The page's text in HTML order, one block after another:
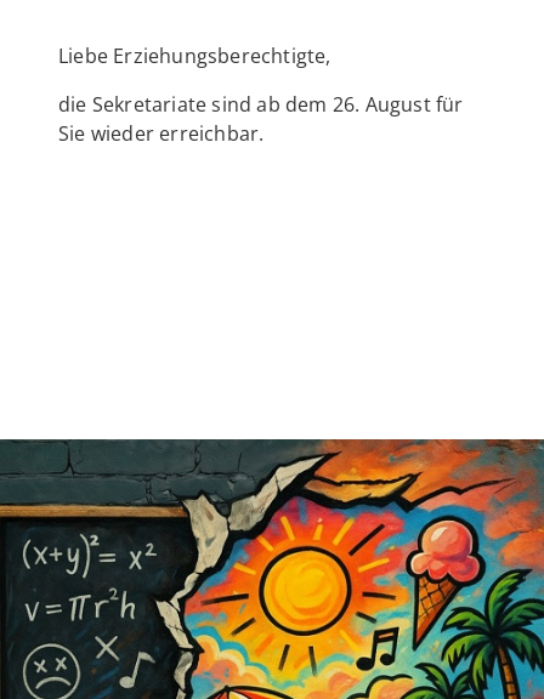
Liebe Erziehungsberechtigte,
die Sekretariate sind ab dem 26. August für
Sie wieder erreichbar.